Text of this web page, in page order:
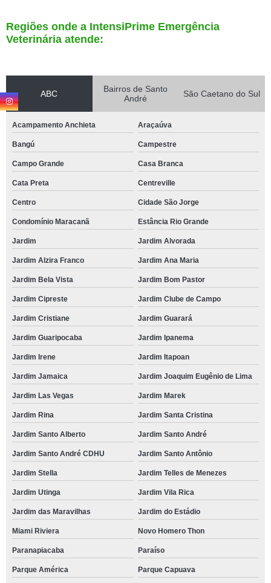
Regiões onde a IntensiPrime Emergência
Veterinária atende:
ABC
Bairros de Santo
André
São Caetano do Sul
Acampamento Anchieta Araçaúva
Bangú Campestre
Campo Grande Casa Branca
Cata Preta Centreville
Centro Cidade São Jorge
Condomínio Maracanã Estância Rio Grande
Jardim Jardim Alvorada
Jardim Alzira Franco Jardim Ana Maria
Jardim Bela Vista Jardim Bom Pastor
Jardim Cipreste Jardim Clube de Campo
Jardim Cristiane Jardim Guarará
Jardim Guaripocaba Jardim Ipanema
Jardim Irene Jardim Itapoan
Jardim Jamaica Jardim Joaquim Eugênio de Lima
Jardim Las Vegas Jardim Marek
Jardim Rina Jardim Santa Cristina
Jardim Santo Alberto Jardim Santo André
Jardim Santo André CDHU Jardim Santo Antônio
Jardim Stella Jardim Telles de Menezes
Jardim Utinga Jardim Vila Rica
Jardim das Maravilhas Jardim do Estádio
Miami Riviera Novo Homero Thon
Paranapiacaba Paraíso
Parque América Parque Capuava